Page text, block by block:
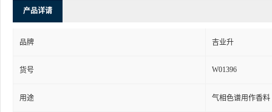
产品详请
品牌 吉业升
货号 W01396
用途 气相色谱用作香料